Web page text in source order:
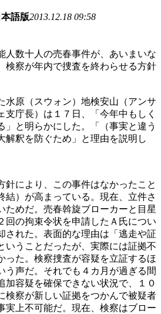
語版2013.12.18 09:58
人数十人の売春事件が、あいまいな
検察が年内で捜査を終わらせる方針
水原（スウォン）地検安山（アンサ
支庁長）は１７日、「今年中もしく
」と明らかにした。「（事実と違う
解釈を防ぐため」と理由を説明し
針により、この事件はなかったこと
結）が高まっている。現在、立件さ
ためだ。売春斡旋ブローカーと目星
回の拘束令状を申請したＡ氏につい
された。表面的な理由は「逃走や証
いうことだったが、実際には証拠不
った。検察捜査が容疑を立証するほ
う声だ。それでも４カ月が過ぎる間
加容疑を確保できない状況で、１０
検察が新しい証拠をつかんで被疑者
実上不可能だ。現在、検察はブロー